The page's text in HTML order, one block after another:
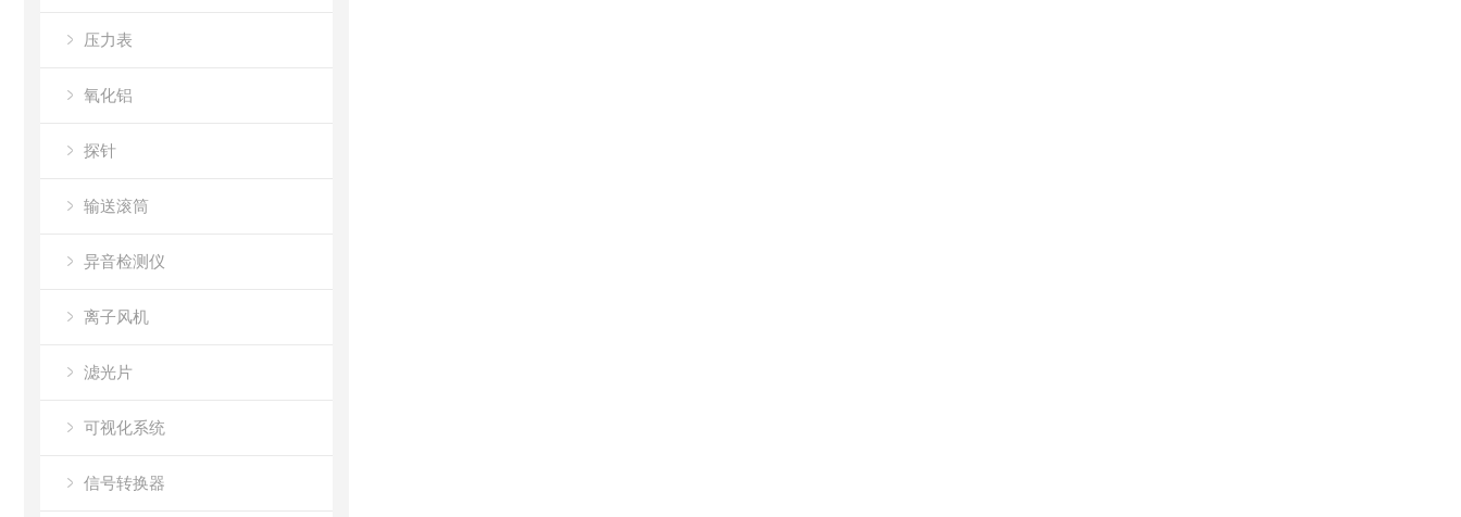
压力表
氧化铝
探针
输送滚筒
异音检测仪
离子风机
滤光片
可视化系统
信号转换器